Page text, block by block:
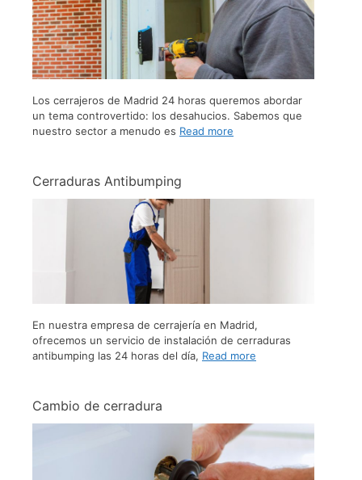
Los cerrajeros de Madrid 24 horas queremos abordar
un tema controvertido: los desahucios. Sabemos que
nuestro sector a menudo es Read more
Cerraduras Antibumping
En nuestra empresa de cerrajería en Madrid,
ofrecemos un servicio de instalación de cerraduras
antibumping las 24 horas del día, Read more
Cambio de cerradura